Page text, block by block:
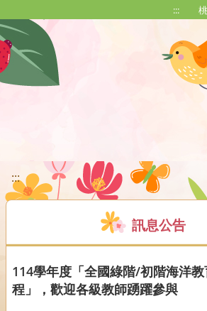
:::
:::
訊息公告
114學年度「全國綠階/初階海洋
程」，歡迎各級教師踴躍參與